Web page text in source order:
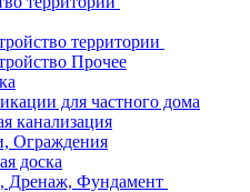
территории
Прочее
для частного дома
канализация
Ограждения
доска
Дренаж, Фундамент